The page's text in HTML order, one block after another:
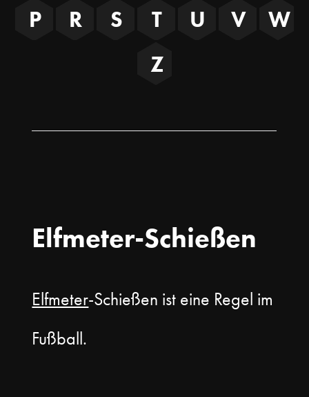
P
R S T U V
W
Z
Elfmeter-Schießen
Elfmeter-Schießen ist eine Regel im
Fußball.